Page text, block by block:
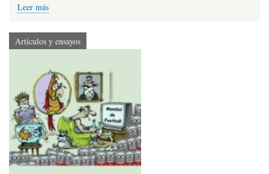
Leer más
Artículos y ensayos